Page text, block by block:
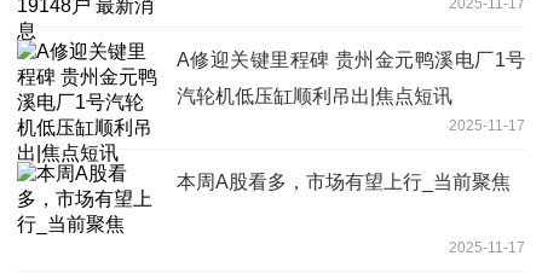
A修迎关键里程碑 贵州金元鸭溪电厂1号
汽轮机低压缸顺利吊出|焦点短讯
2025-11-17
本周A股看多，市场有望上行_当前聚焦
2025-11-17